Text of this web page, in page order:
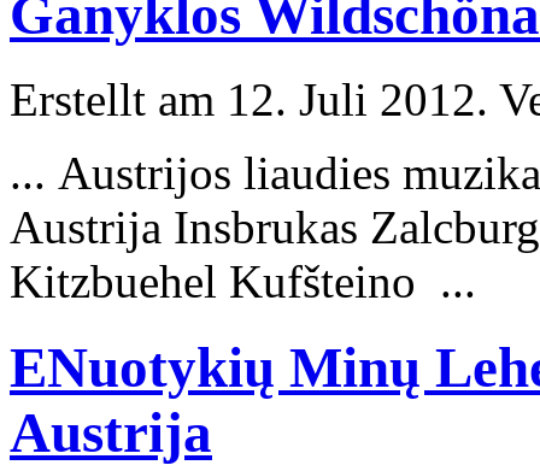
Ganyklos
Erstellt am 12. Juli 2012.
... Austrijos liaudies
Austrija Insbrukas
Kitzbuehel Kufšteino ...
ENuotykių Minų
Austrija